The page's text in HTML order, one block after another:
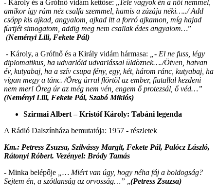
- Károly és a Grófnő vidám kettőse: „Tele vagyok én a női nemmel,
amikor így rám néz csalfa szemmel, hamis a zúzája néki…../ Add
csöpp kis ajkad, angyalom, ajkad itt a forró ajkamon, míg hajad
fürtjét simogatom, addig meg nem csallak édes angyalom…”
(Neményi Lili, Fekete Pál)
- Károly, a Grófnő és a Király vidám hármasa: „- El ne fuss, légy
diplomatikus, ha udvarlóid udvarlással üldöznek…./Ötven, hatvan
év, kutyabaj, ha a szív csupa fény, egy, két, három ránc, kutyabaj, ha
vígan megy a tánc. /Öreg úrral flörtöl az ember, fiatallal kezdeni
nem mer! Öreg úr az még nem vén, engem ő protezsál, ő véd…”
(Neményi Lili, Fekete Pál, Szabó Miklós)
Szirmai Albert – Kristóf Károly: Tabáni legenda
A Rádió Dalszínháza bemutatója: 1957 - részletek
Km.: Petress Zsuzsa, Szilvássy Margit, Fekete Pál, Palócz László,
Rátonyi Róbert. Vezényel: Bródy Tamás
- Minka belépője
„… Miért van úgy, hogy néha fáj a boldogság?
Sejtem én, a szótlanság az orvosság…” „(Petress Zsuzsa)